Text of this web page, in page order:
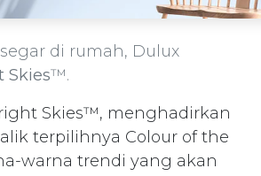
di rumah, Dulux
Skies™.
Skies™, menghadirkan
terpilihnya Colour of the
warna trendi yang akan